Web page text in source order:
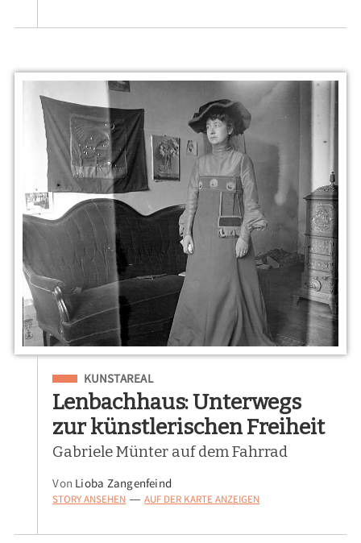
Eingeordnet unter
KUNSTAREAL
Lenbachhaus: Unterwegs
zur künstlerischen Freiheit
Gabriele Münter auf dem Fahrrad
Von Lioba Zangenfeind
STORY ANSEHEN — AUF DER KARTE ANZEIGEN